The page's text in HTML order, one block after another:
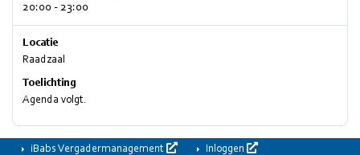
20:00 - 23:00
Locatie
Raadzaal
Toelichting
Agenda volgt.
iBabs Vergadermanagement Inloggen